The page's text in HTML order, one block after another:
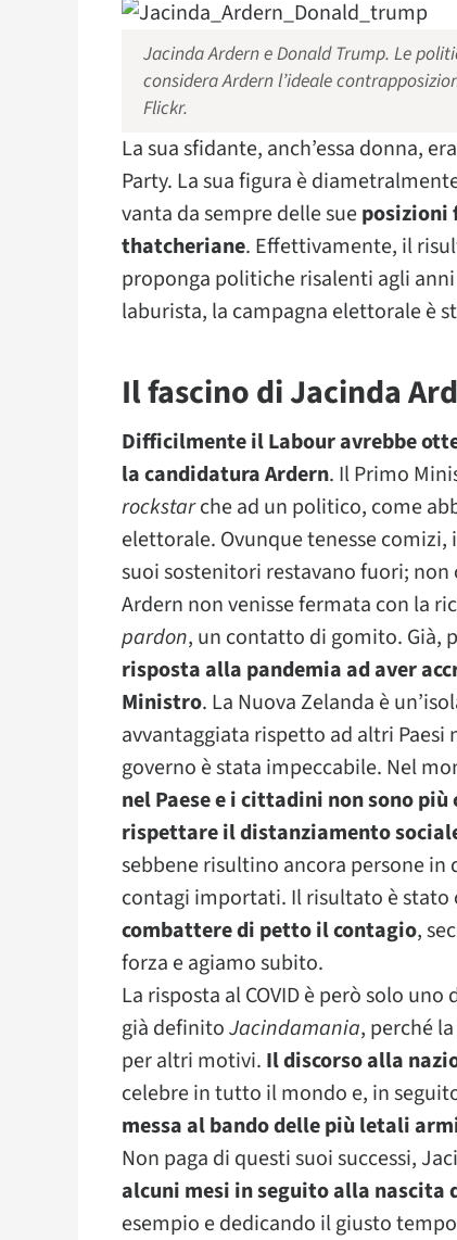
Jacinda Ardern e Donald Trump. Le
considera Ardern l’ideale
Flickr.
La sua sfidante, anch’essa donna,
Party. La sua figura è
vanta da sempre delle sueposizioni
thatcheriane. Effettivamente, il
proponga politiche risalenti agli
laburista, la campagna elettorale è
Il fascino di Jacinda
Difficilmente il Labour avrebbe
la candidatura Ardern. Il Primo
rockstarche ad un politico, come
elettorale. Ovunque tenesse
suoi sostenitori restavano fuori; non
Ardern non venisse fermata con la
pardon, un contatto di gomito. Già,
risposta alla pandemia ad aver
Ministro. La Nuova Zelanda è
avvantaggiata rispetto ad altri
governo è stata impeccabile. Nel
nel Paese e i cittadini non sono
rispettare il distanziamento
sebbene risultino ancora persone
contagi importati. Il risultato è stato
combattere di petto il contagio,
forza e agiamo subito.
La risposta al COVID è però solo
già definitoJacindamania, perché
per altri motivi. Il discorso alla
celebre in tutto il mondo e, in
messa al bando delle più letali
Non paga di questi suoi successi,
alcuni mesi in seguito alla nascita
esempio e dedicando il giusto